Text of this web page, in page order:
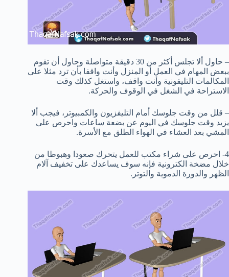
– حاول ألا تجلس أكثر من 30 دقيقة متواصلة وحاول أن تقوم
ببعض المهام في العمل أو المنزل وأنت واقفا بأن ترد مثلا على
المكالمات التليفونية وأنت واقف، واستغل كذلك وقت
الاستراحة في الشغل في الوقوف والحركة.
– قلل من وقت جلوسك أمام التليفزيون والكمبيوتر، فيجب ألا
يزيد وقت جلوسك في اليوم عن بضعة ساعات واحرص على
المشي بعد العشاء في الهواء الطلق مع الأسرة.
4- احرص على شراء مكتب للعمل يتحرك صعودا وهبوطا من
خلال مضخة الكترونية فإنه سوف يساعدك على تخفيف آلام
الظهر والدورة الدموية والتوتر.